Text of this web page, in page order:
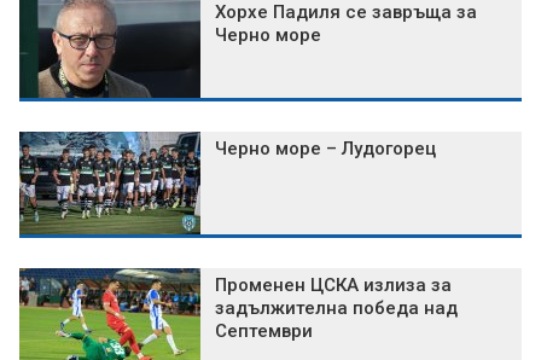
Хорхе Падиля се завръща за
Черно море
Черно море – Лудогорец
Променен ЦСКА излиза за
задължителна победа над
Септември